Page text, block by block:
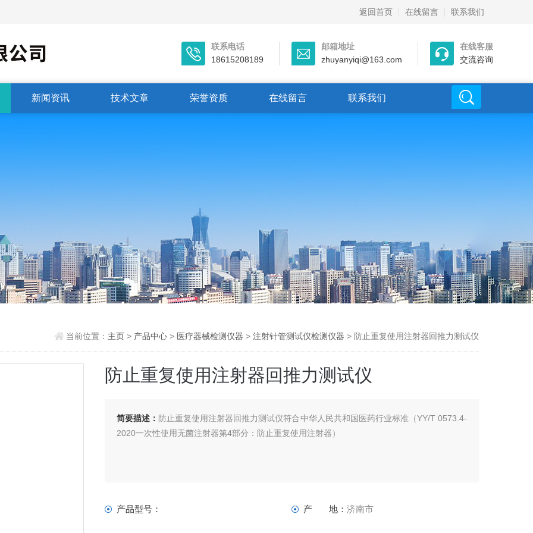
返回首页 在线留言 联系我们
联系电话
18615208189
邮箱地址
zhuyanyiqi@163.com
在线客服
交流咨询
新闻资讯 技术文章 荣誉资质 在线留言 联系我们
当前位置： 主页 > 产品中心> 医疗器械检测仪器 > 注射针管测试仪检测仪器 > 防止重复使用注射器回推力测试仪
防止重复使用注射器回推力测试仪
简要描述： 防止重复使用注射器回推力测试仪符合中华人民共和国医药行业标准（YY/T 0573.4-
2020一次性使用无菌注射器第4部分：防止重复使用注射器）
产品型号： 产 地：济南市